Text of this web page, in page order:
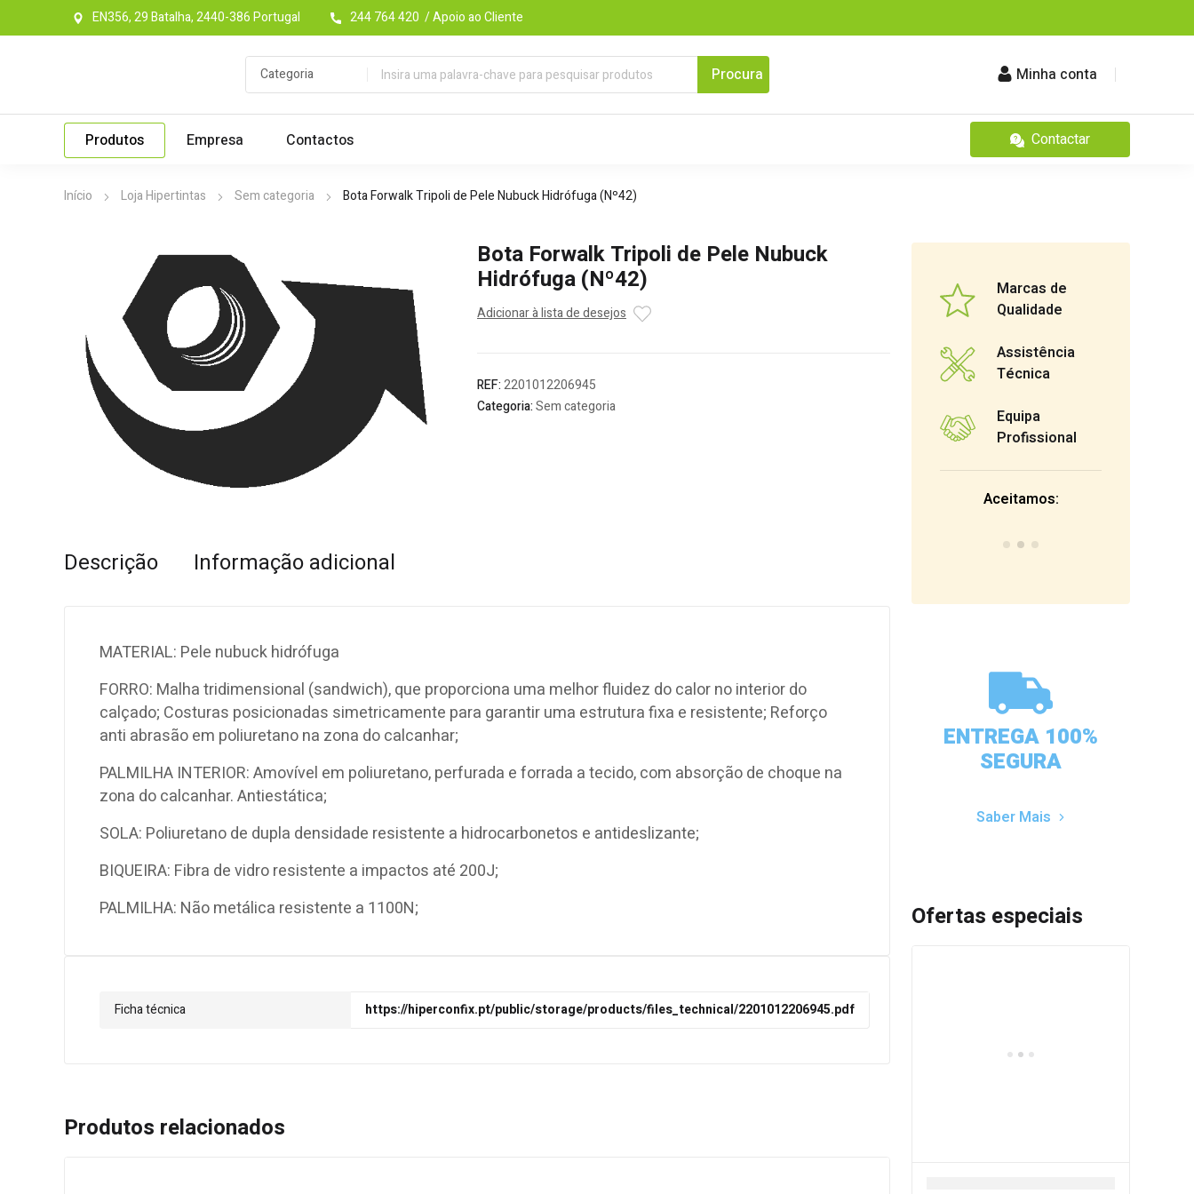
EN356, 29 Batalha, 2440-386 Portugal 244 764 420 / Apoio ao Cliente
Minha conta
Produtos Empresa Contactos Contactar
Início Loja Hipertintas Sem categoria Bota Forwalk Tripoli de Pele Nubuck Hidrófuga (Nº42)
Bota Forwalk Tripoli de Pele Nubuck
Hidrófuga (Nº42)
Adicionar à lista de desejos
REF:2201012206945
Categoria:Sem categoria
Descrição Informação adicional
MATERIAL: Pele nubuck hidrófuga
FORRO: Malha tridimensional (sandwich), que proporciona uma melhor fluidez do calor no interior do
calçado; Costuras posicionadas simetricamente para garantir uma estrutura fixa e resistente; Reforço
anti abrasão em poliuretano na zona do calcanhar;
PALMILHA INTERIOR: Amovível em poliuretano, perfurada e forrada a tecido, com absorção de choque na
zona do calcanhar. Antiestática;
SOLA: Poliuretano de dupla densidade resistente a hidrocarbonetos e antideslizante;
BIQUEIRA: Fibra de vidro resistente a impactos até 200J;
PALMILHA: Não metálica resistente a 1100N;
Ficha técnica https://hiperconfix.pt/public/storage/products/files_technical/2201012206945.pdf
Produtos relacionados
Marcas de
Qualidade
Assistência
Técnica
Equipa
Profissional
Aceitamos:
ENTREGA 100%
SEGURA
Saber Mais
Ofertas especiais